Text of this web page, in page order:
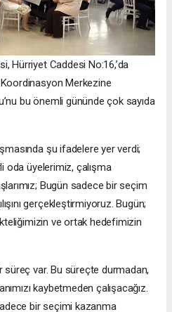
Hürriyet Caddesi No:16,’da
Merkezine
bu önemli gününde çok sayıda
şu ifadelere yer verdi;
oda üyelerimiz, çalışma
Bugün sadece bir seçim
gerçekleştirmiyoruz. Bugün;
ve ortak hedefimizin
süreç var. Bu süreçte durmadan,
kaybetmeden çalışacağız.
bir seçimi kazanma